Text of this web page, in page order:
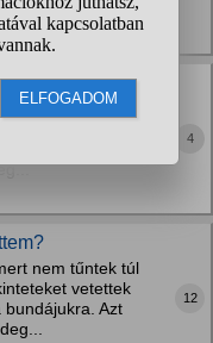
egy oriás
4
nem tűntek túl
vetettek
bundájukra. Azt
12